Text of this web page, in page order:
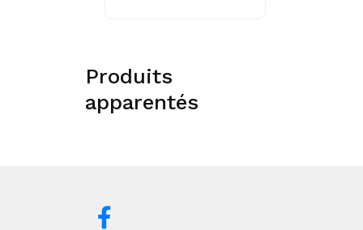
Produits
apparentés